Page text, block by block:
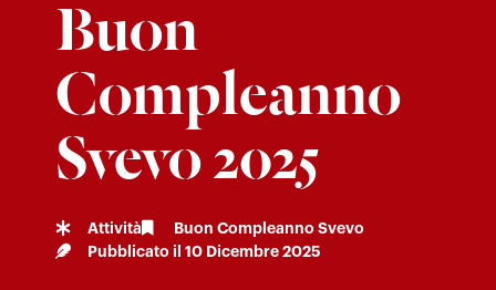
Buon
Compleanno
Svevo 2025
Attività
Buon Compleanno Svevo
Pubblicato il 10 Dicembre 2025